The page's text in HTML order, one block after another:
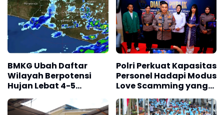
BMKG Ubah Daftar
Wilayah Berpotensi
Hujan Lebat 4-5
Agustus 2026, Cek
Daerah Kalian
Polri Perkuat Kapasitas
Personel Hadapi Modus
Love Scamming yang
Kian Kompleks